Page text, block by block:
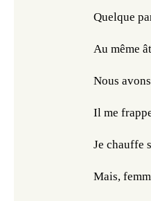
Quelque
Au même
Nous
Il me
Je chauffe
Mais,